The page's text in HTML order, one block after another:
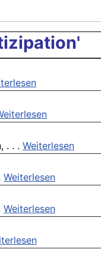
. . . Weiterlesen
Weiterlesen
Weiterlesen